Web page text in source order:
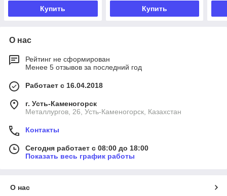
Купить Купить
О нас
Рейтинг не сформирован
Менее 5 отзывов за последний год
Работает с 16.04.2018
г. Усть-Каменогорск
Металлургов, 26, Усть-Каменогорск, Казахстан
Контакты
Сегодня работает с 08:00 до 18:00
Показать весь график работы
О нас